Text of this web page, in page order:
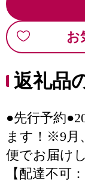
お
返礼品
●先行予約
ます！※9月
便でお届け
【配達不可